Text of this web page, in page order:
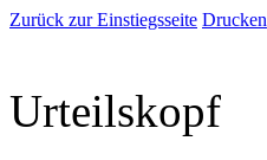
Zurück zur Einstiegsseite Drucken
Urteilskopf